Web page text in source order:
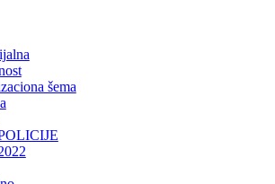
šema